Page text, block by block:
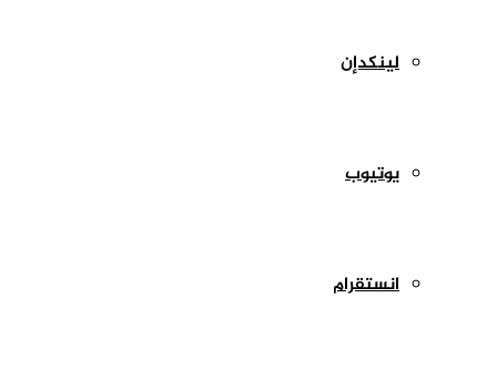
لينكدإن
يوتيوب
انستقرام